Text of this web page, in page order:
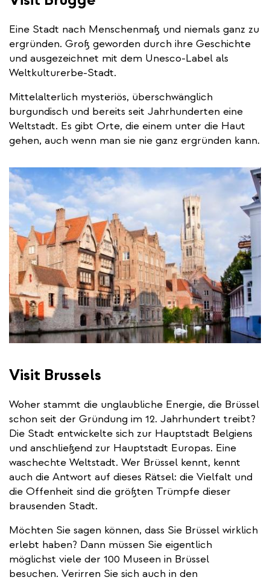
Eine Stadt nach Menschenmaß und niemals ganz zu
ergründen. Groß geworden durch ihre Geschichte
und ausgezeichnet mit dem Unesco-Label als
Weltkulturerbe-Stadt.
Mittelalterlich mysteriös, überschwänglich
burgundisch und bereits seit Jahrhunderten eine
Weltstadt. Es gibt Orte, die einem unter die Haut
gehen, auch wenn man sie nie ganz ergründen kann.
Visit Brussels
Woher stammt die unglaubliche Energie, die Brüssel
schon seit der Gründung im 12. Jahrhundert treibt?
Die Stadt entwickelte sich zur Hauptstadt Belgiens
und anschließend zur Hauptstadt Europas. Eine
waschechte Weltstadt. Wer Brüssel kennt, kennt
auch die Antwort auf dieses Rätsel: die Vielfalt und
die Offenheit sind die größten Trümpfe dieser
brausenden Stadt.
Möchten Sie sagen können, dass Sie Brüssel wirklich
erlebt haben? Dann müssen Sie eigentlich
möglichst viele der 100 Museen in Brüssel
besuchen. Verirren Sie sich auch in den